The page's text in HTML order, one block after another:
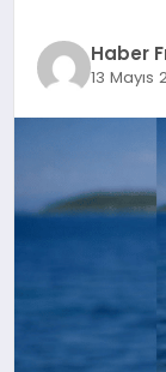
MAGAZİN
Haber
13 Mayıs